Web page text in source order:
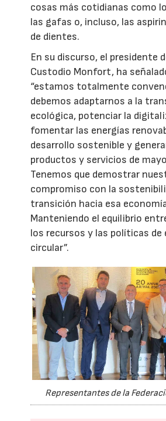
cosas más cotidianas como
las gafas o, incluso, las
de dientes.
En su discurso, el presidente
Custodio Monfort, ha
“estamos totalmente
debemos adaptarnos a la
ecológica, potenciar la
fomentar las energías
desarrollo sostenible y
productos y servicios de
Tenemos que demostrar
compromiso con la
transición hacia esa
Manteniendo el equilibrio
los recursos y las políticas de
circular”.
Representantes de la